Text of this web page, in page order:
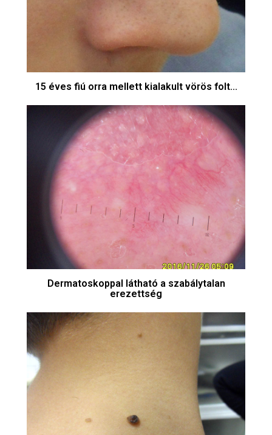
15 éves fiú orra mellett kialakult vörös folt...
Dermatoskoppal látható a szabálytalan
erezettség